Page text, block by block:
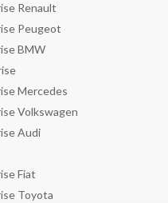
Renault
Peugeot
BMW
Mercedes
Volkswagen
Audi
Fiat
Toyota